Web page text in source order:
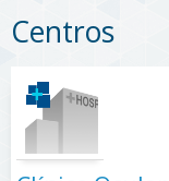
Centros